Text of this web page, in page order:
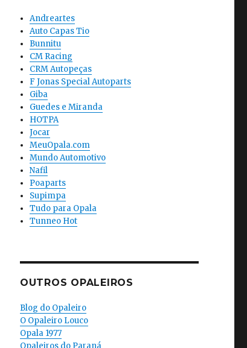
Andreartes
Auto Capas Tio
Bunnitu
CM Racing
CRM Autopeças
F Jonas Special Autoparts
Giba
Guedes e Miranda
HOTPA
Jocar
MeuOpala.com
Mundo Automotivo
Nafil
Poaparts
Supimpa
Tudo para Opala
Tunneo Hot
OUTROS OPALEIROS
Blog do Opaleiro
O Opaleiro Louco
Opala 1977